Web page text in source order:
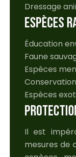
Dressage
ESPÈCES
Éducation
Faune
Espèces
Espèces
Il est
mesures de